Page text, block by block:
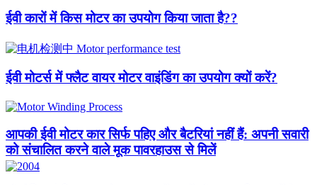
ईवी कारों में किस मोटर का उपयोग किया जाता है??​
ईवी मोटर्स में फ्लैट वायर मोटर वाइंडिंग का उपयोग क्यों करें?
आपकी ईवी मोटर कार सिर्फ पहिए और बैटरियां नहीं हैं: अपनी सवारी
को संचालित करने वाले मूक पावरहाउस से मिलें